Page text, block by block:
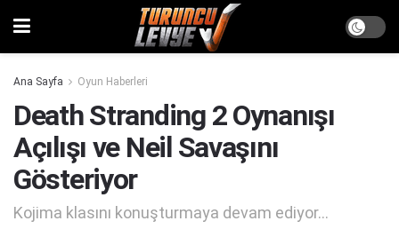
Ana Sayfa Oyun Haberleri
Death Stranding 2 Oynanışı
Açılışı ve Neil Savaşını
Gösteriyor
Kojima klasını konuşturmaya devam ediyor...